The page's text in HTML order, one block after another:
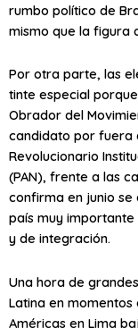
rumbo político de
mismo que la figura
Por otra parte, las
tinte especial
Obrador del
candidato por fuera
Revolucionario
(PAN), frente a las
confirma en junio
país muy
y de integración.
Una hora de
Latina en momentos
Américas en Lima